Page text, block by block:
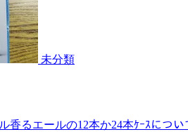
未分類
るエールの12本か24本ｹｰｽにつ